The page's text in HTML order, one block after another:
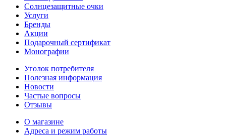
Солнцезащитные очки
Услуги
Бренды
Акции
Подарочный сертификат
Монографии
Уголок потребителя
Полезная информация
Новости
Частые вопросы
Отзывы
О магазине
Адреса и режим работы